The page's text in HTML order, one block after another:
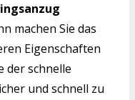
machen Sie das
Eigenschaften
der schnelle
und schnell zu